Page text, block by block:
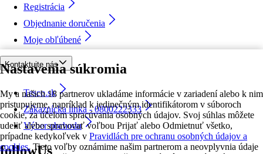
Nastavenia súkromia
My a našich 18 partnerov ukladáme informácie v zariadení alebo k nim
pristupujeme, napríklad k jedinečným identifikátorom v súboroch
cookie, za účelom spracúvania osobných údajov. Svoj súhlas môžete
udeliť alebo spravovať voľbou Prijať alebo Odmietnuť všetko,
prípadne kedykoľvek v Pravidlách pre ochranu osobných údajov a
cookies. Tieto voľby oznámime našim partnerom a neovplyvnia údaje
Registrácia
Objednanie doručenia
Moje obľúbené
Kontaktujte nás
Tesco.sk
Zákaznícka linka - 0800222333
Výber obchodu
followUs